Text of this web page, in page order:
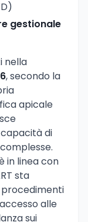
gestionale
nella
, secondo la
apicale
di
in linea con
sta
alle
sui